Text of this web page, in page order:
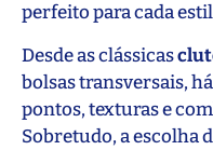
perfeito para cada
Desde as clássicas
bolsas transversais,
pontos, texturas e
Sobretudo, a escolha